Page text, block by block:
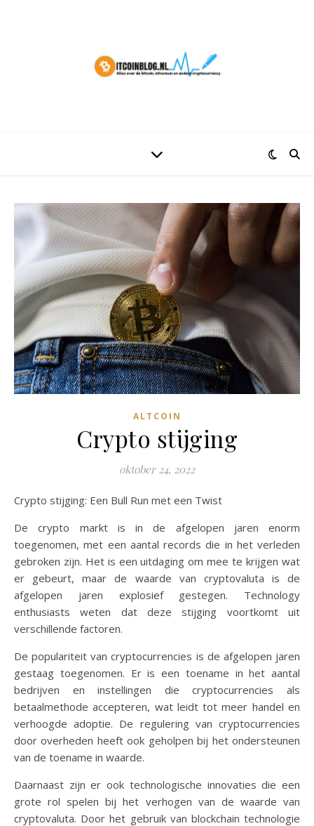
ALTCOIN
Crypto stijging
oktober 24, 2022
Crypto stijging: Een Bull Run met een Twist
De crypto markt is in de afgelopen jaren enorm
toegenomen, met een aantal records die in het verleden
gebroken zijn. Het is een uitdaging om mee te krijgen wat
er gebeurt, maar de waarde van cryptovaluta is de
afgelopen jaren explosief gestegen. Technology
enthusiasts weten dat deze stijging voortkomt uit
verschillende factoren.
De populariteit van cryptocurrencies is de afgelopen jaren
gestaag toegenomen. Er is een toename in het aantal
bedrijven en instellingen die cryptocurrencies als
betaalmethode accepteren, wat leidt tot meer handel en
verhoogde adoptie. De regulering van cryptocurrencies
door overheden heeft ook geholpen bij het ondersteunen
van de toename in waarde.
Daarnaast zijn er ook technologische innovaties die een
grote rol spelen bij het verhogen van de waarde van
cryptovaluta. Door het gebruik van blockchain technologie